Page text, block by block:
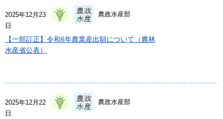
2025年12月23
日
農政水産部
【一部訂正】令和6年農業産出額について（農林
水産省公表）
2025年12月22
日
農政水産部